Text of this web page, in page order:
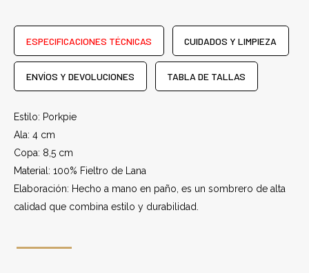
ESPECIFICACIONES TÉCNICAS CUIDADOS Y LIMPIEZA
ENVÍOS Y DEVOLUCIONES TABLA DE TALLAS
Estilo: Porkpie
Ala: 4 cm
Copa: 8,5 cm
Material: 100% Fieltro de Lana
Elaboración: Hecho a mano en paño, es un sombrero de alta
calidad que combina estilo y durabilidad.